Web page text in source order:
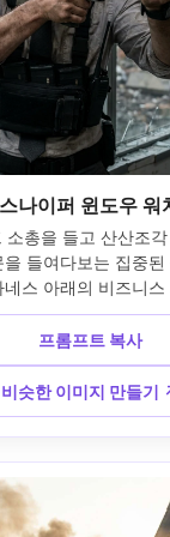
스나이퍼 윈도우 워
소총을 들고 산산조
을 들여다보는 집중된
네스 아래의 비즈니스
가 된 도시, 연기 기둥
135mm f/1.8로 Sony
케 도시 배경의 프로
파편에 미묘하게 반사
영화적인 긴장감, 사
실감 --ar 4:5
프롬프트 복사
비슷한 이미지 만들기